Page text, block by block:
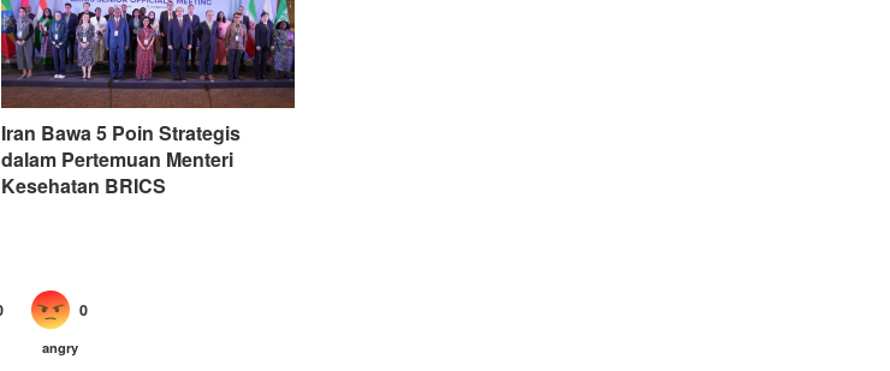
Iran Bawa 5 Poin Strategis
dalam Pertemuan Menteri
Kesehatan BRICS